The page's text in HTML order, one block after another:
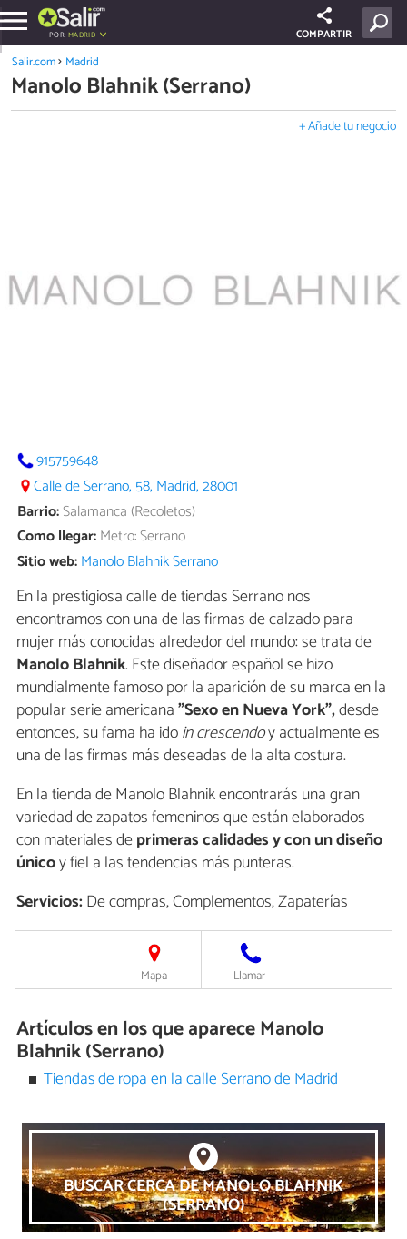
POR: MADRID COMPARTIR
Salir.com Madrid
Manolo Blahnik (Serrano)
+ Añade tu negocio
915759648
Calle de Serrano, 58, Madrid, 28001
Barrio:Salamanca (Recoletos)
Como llegar:Metro: Serrano
Sitio web:Manolo Blahnik Serrano
En la prestigiosa calle de tiendas Serrano nos
encontramos con una de las firmas de calzado para
mujer más conocidas alrededor del mundo: se trata de
Manolo Blahnik. Este diseñador español se hizo
mundialmente famoso por la aparición de su marca en la
popular serie americana"Sexo en Nueva York",desde
entonces, su fama ha idoin crescendoy actualmente es
una de las firmas más deseadas de la alta costura.
En la tienda de Manolo Blahnik encontrarás una gran
variedad de zapatos femeninos que están elaborados
con materiales deprimeras calidades y con un diseño
únicoy fiel a las tendencias más punteras.
Servicios:De compras, Complementos, Zapaterías
Mapa Llamar
Artículos en los que aparece Manolo
Blahnik (Serrano)
Tiendas de ropa en la calle Serrano de Madrid
BUSCAR CERCA DE MANOLO BLAHNIK
(SERRANO)